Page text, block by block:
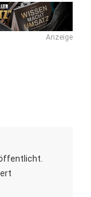
Anzeige